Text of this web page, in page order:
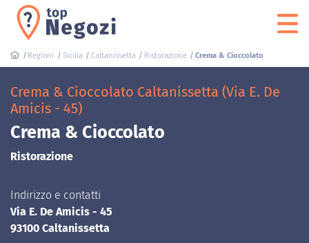
Regioni Sicilia Caltanissetta Ristorazione Crema & Cioccolato
Crema & Cioccolato Caltanissetta (Via E. De
Amicis - 45)
Crema & Cioccolato
Ristorazione
Indirizzo e contatti
Via E. De Amicis - 45
93100 Caltanissetta